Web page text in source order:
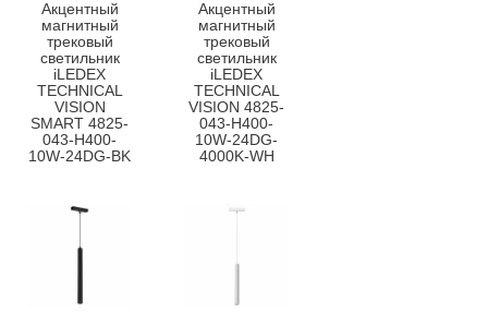
Акцентный
магнитный
трековый
светильник
iLEDEX
TECHNICAL
VISION
SMART 4825-
043-H400-
10W-24DG-BK
Акцентный
магнитный
трековый
светильник
iLEDEX
TECHNICAL
VISION 4825-
043-H400-
10W-24DG-
4000K-WH